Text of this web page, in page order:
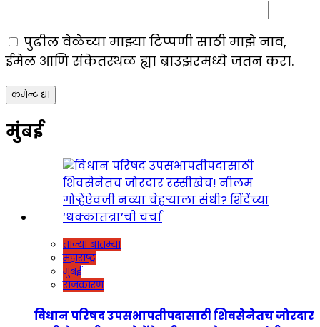
पुढील वेळेच्या माझ्या टिप्पणी साठी माझे नाव,
ईमेल आणि संकेतस्थळ ह्या ब्राउझरमध्ये जतन करा.
मुंबई
ताज्या बातम्या
महाराष्ट्र
मुंबई
राजकारण
विधान परिषद उपसभापतीपदासाठी शिवसेनेतच जोरदार